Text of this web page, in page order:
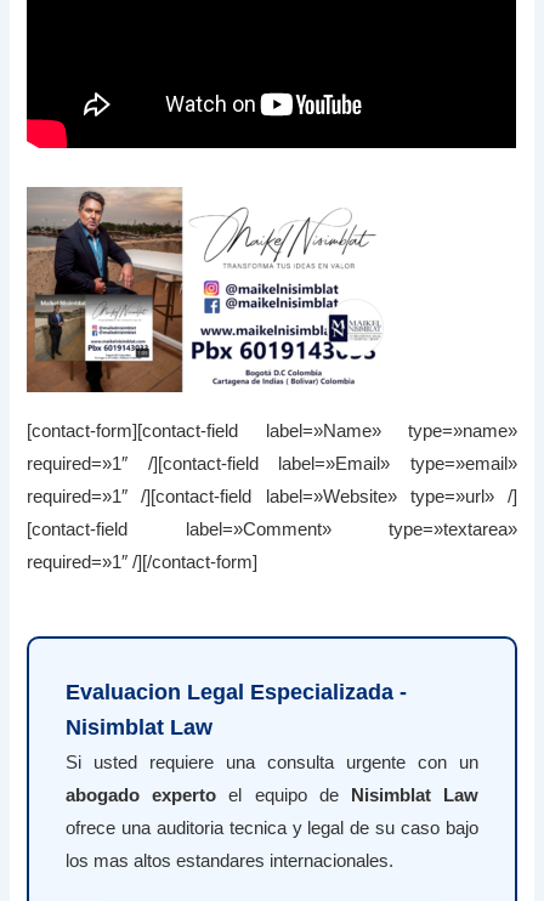
[contact-form][contact-field label=»Name» type=»name»
required=»1″ /][contact-field label=»Email» type=»email»
required=»1″ /][contact-field label=»Website» type=»url» /]
[contact-field label=»Comment» type=»textarea»
required=»1″ /][/contact-form]
Evaluacion Legal Especializada -
Nisimblat Law
Si usted requiere una consulta urgente con un
abogado experto el equipo de Nisimblat Law
ofrece una auditoria tecnica y legal de su caso bajo
los mas altos estandares internacionales.